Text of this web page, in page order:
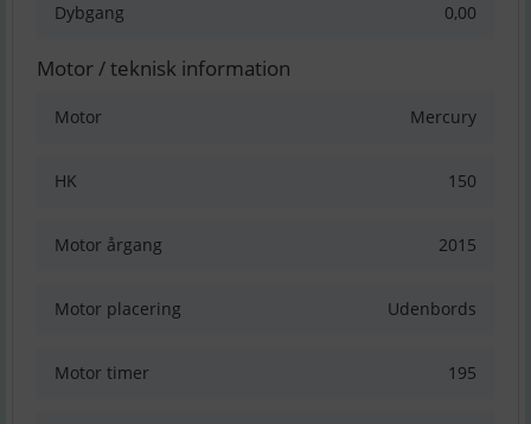
Dybgang 0,00
Motor / teknisk information
Motor Mercury
HK 150
Motor årgang 2015
Motor placering Udenbords
Motor timer 195